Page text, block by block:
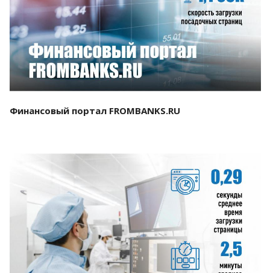
Смотреть проект
Финансовый портал FROMBANKS.RU
Смотреть проект